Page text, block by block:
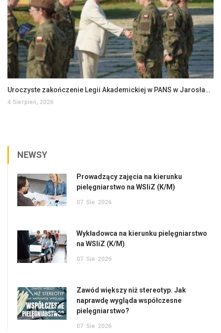
Uroczyste zakończenie Legii Akademickiej w PANS w Jarosławiu
4 Sierpień, 2026
NEWSY
Prowadzący zajęcia na kierunku
pielęgniarstwo na WSIiZ (K/M)
07 Sie 2026
Wykładowca na kierunku pielęgniarstwo
na WSIiZ (K/M)
07 Sie 2026
Zawód większy niż stereotyp. Jak
naprawdę wygląda współczesne
pielęgniarstwo?
07 Sie 2026